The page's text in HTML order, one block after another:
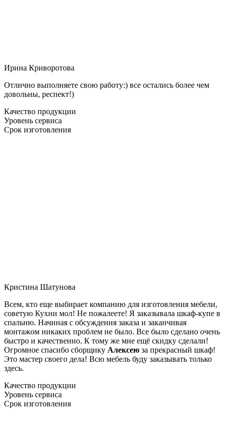
Ирина Криворотова
Отлично выполняете свою работу:) все остались более чем
довольны, респект!)
Качество продукции
Уровень сервиса
Срок изготовления
Кристина Шатунова
Всем, кто еще выбирает компанию для изготовления мебели,
советую Кухни мол! Не пожалеете! Я заказывала шкаф-купе в
спальню. Начиная с обсуждения заказа и заканчивая
монтажом никаких проблем не было. Все было сделано очень
быстро и качественно. К тому же мне ещё скидку сделали!
Огромное спасибо сборщику Алексею за прекрасный шкаф!
Это мастер своего дела! Всю мебель буду заказывать только
здесь.
Качество продукции
Уровень сервиса
Срок изготовления